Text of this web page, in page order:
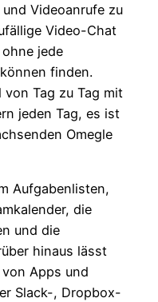
Videoanrufe zu
Video-Chat
jede
finden.
Tag zu Tag mit
jeden Tag, es ist
Omegle
Aufgabenlisten,
die
und die
hinaus lässt
Apps und
Slack-, Dropbox-